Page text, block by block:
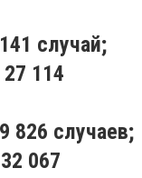
случай;
114
826 случаев;
067